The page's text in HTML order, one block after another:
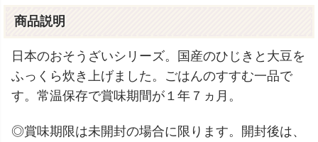
商品説明
日本のおそうざいシリーズ。国産のひじきと大豆を
ふっくら炊き上げました。ごはんのすすむ一品で
す。常温保存で賞味期間が１年７ヵ月。
◎賞味期限は未開封の場合に限ります。開封後は、